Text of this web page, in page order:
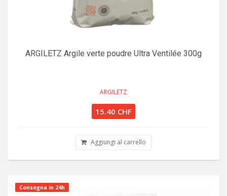
ARGILETZ Argile verte poudre Ultra Ventilée 300g
ARGILETZ
15.40 CHF
Aggiungi al carrello
Consegna in 24h